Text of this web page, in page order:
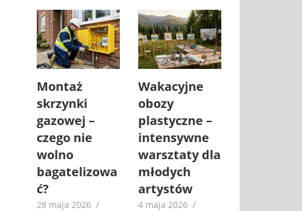
Montaż
skrzynki
gazowej –
czego nie
wolno
bagatelizowa
ć?
28 maja 2026
Wakacyjne
obozy
plastyczne –
intensywne
warsztaty dla
młodych
artystów
4 maja 2026